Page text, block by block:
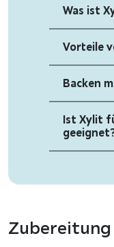
Was ist
Vorteile
Backen
Ist Xylit
Zubereitung